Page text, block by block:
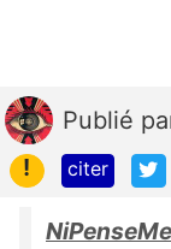
Publié
!
citer